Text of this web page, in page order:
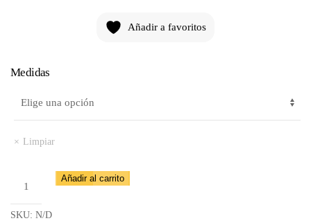
Añadir a favoritos
Medidas
Limpiar
205
Añadir al carrito
SKU: N/D